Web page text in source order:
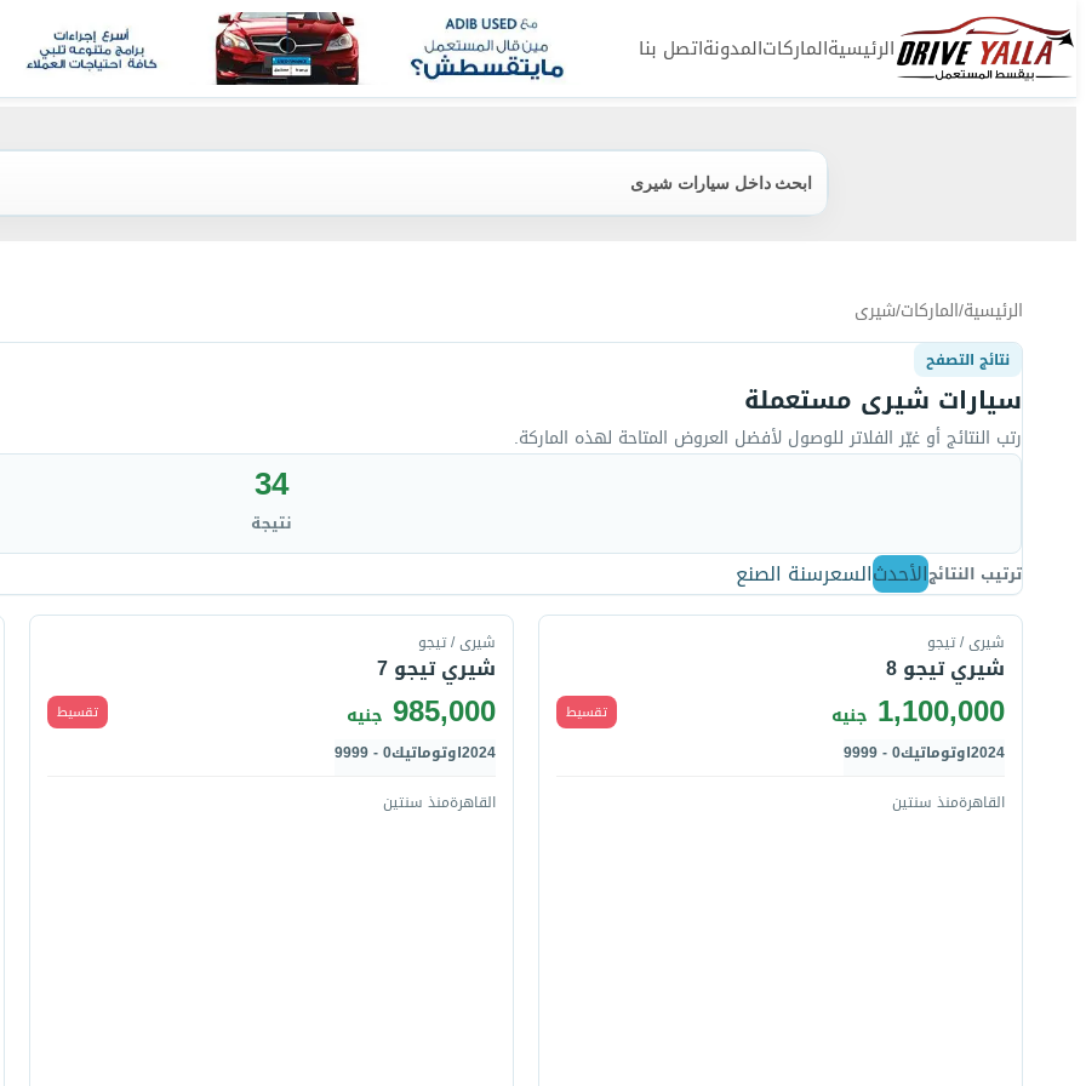
الرئيسيةالماركاتالمدونةاتصل بنا
ابحث داخل سيارات شيرى
الرئيسية/الماركات/شيرى
نتائج التصفح
سيارات شيرى مستعملة
رتب النتائج أو غيّر الفلاتر للوصول لأفضل العروض المتاحة لهذه الماركة.
34
نتيجة
ترتيب النتائجالأحدثالسعرسنة الصنع
شيرى / تيجو
شيري تيجو 8
1,100,000 جنيه تقسيط
2024اوتوماتيك0 - 9999
القاهرةمنذ سنتين
شيرى / تيجو
شيري تيجو 7
985,000 جنيه تقسيط
2024اوتوماتيك0 - 9999
القاهرةمنذ سنتين